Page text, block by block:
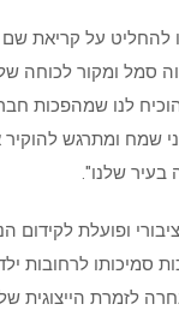
להחליט על קריאת
סמל ומקור לכוחה
לנו שמהפכות
שמח ומתרגש
בעיר שלנו".
ופועלת לקידום
סמיכותו לרחובות
לזמרת הייצוגית